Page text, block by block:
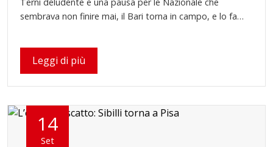
sembrava non finire mai, il Bari torna in campo, e lo fa…
Leggi di più
14
Set